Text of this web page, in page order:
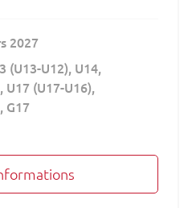
2027
(U13-U12) U14
U17 (U17-U16)
G17